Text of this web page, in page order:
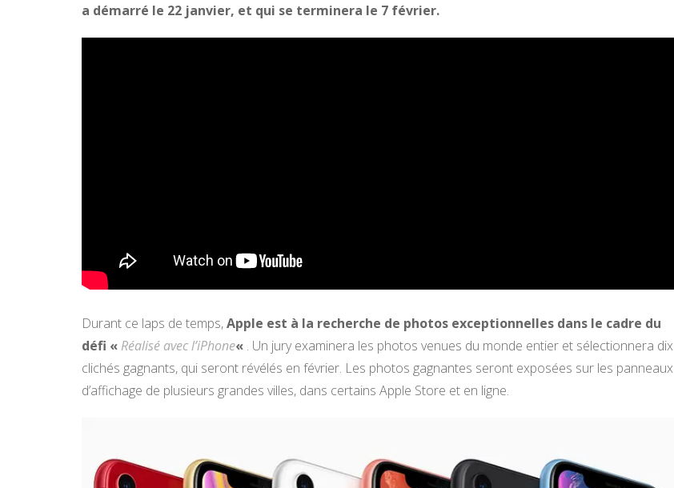
a démarré le 22 janvier, et qui se terminera le 7 février.
Durant ce laps de temps,Apple est à la recherche de photos exceptionnelles dans le cadre du
défi « Réalisé avec l’iPhone« . Un jury examinera les photos venues du monde entier et sélectionnera dix
clichés gagnants, qui seront révélés en février. Les photos gagnantes seront exposées sur les panneaux
d’affichage de plusieurs grandes villes, dans certains Apple Store et en ligne.